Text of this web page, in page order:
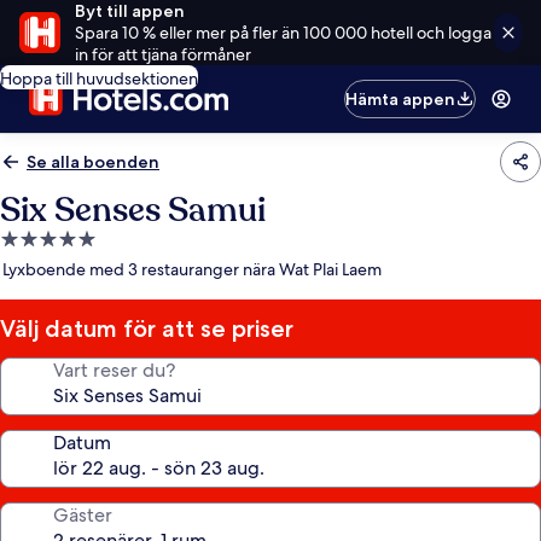
Byt till appen
Spara 10 % eller mer på fler än 100 000 hotell och logga
in för att tjäna förmåner
Hoppa till huvudsektionen
Hämta appen
Se alla boenden
Six Senses Samui
5.0-
stjärnigt
Lyxboende med 3 restauranger nära Wat Plai Laem
Välj datum för att se priser
Vart reser du?
Datum
Gäster